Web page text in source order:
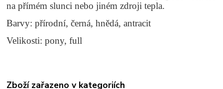
na přímém slunci nebo jiném zdroji tepla.
Barvy: přírodní, černá, hnědá, antracit
Velikosti: pony, full
Zboží zařazeno v kategoriích